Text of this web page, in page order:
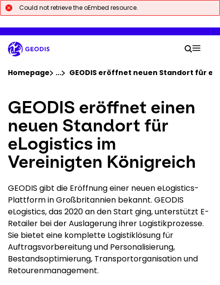
Zum
Hauptinhalt
springenError
message
Could not retrieve the oEmbed resource.
Unternehmen
News & Pressemeldungen
Karriere
Standorte
Sendung verfolgen
Wählen Sie Ihr Land und Ihre Sprache
Ihre
Suche
Homepage ...Show all breadcrumb elements
GEODIS eröffnet neuen Standort für
GEODIS eröffnet einen
neuen Standort für
eLogistics im
Vereinigten Königreich
GEODIS gibt die Eröffnung einer neuen eLogistics-
Plattform in Großbritannien bekannt. GEODIS
eLogistics, das 2020 an den Start ging, unterstützt E-
Retailer bei der Auslagerung ihrer Logistikprozesse.
Sie bietet eine komplette Logistiklösung für
Auftragsvorbereitung und Personalisierung,
Bestandsoptimierung, Transportorganisation und
Retourenmanagement.